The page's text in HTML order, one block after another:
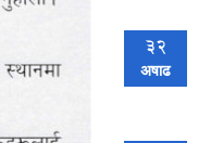
32
अषाढ